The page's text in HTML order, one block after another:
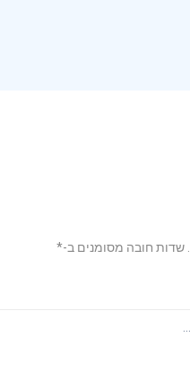
שדות חובה מסומנים ב-*